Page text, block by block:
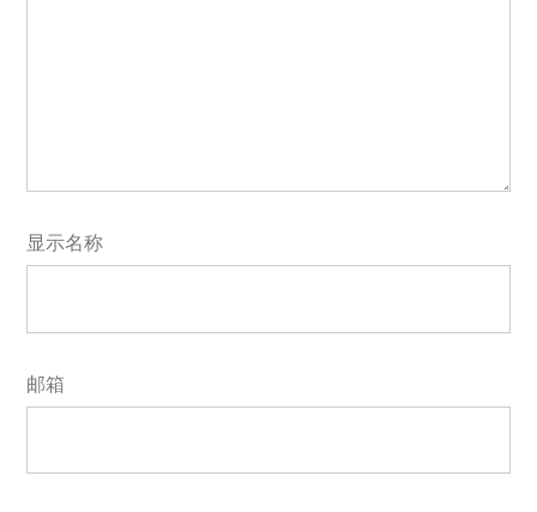
显示名称
邮箱